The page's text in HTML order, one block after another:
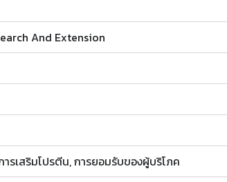
And Extension
รเสริมโปรตีน, การยอมรับของผู้บริโภค